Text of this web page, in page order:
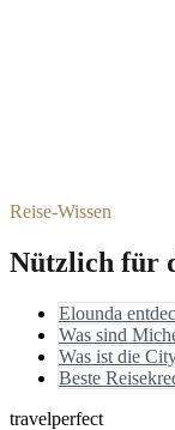
Reise-Wissen
Nützlich für
Elounda
Was sind
Was ist die
Beste
travelperfect